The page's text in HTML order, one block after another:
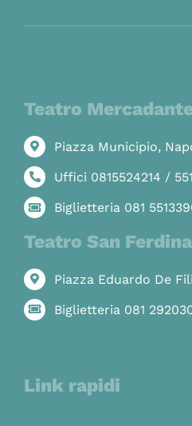
Teatro
Piazza Municipio,
Uffici 0815524214 /
Biglietteria 081
Teatro San
Piazza Eduardo De
Biglietteria 081
Link rapidi